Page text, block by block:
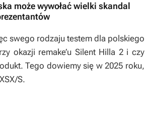
może wywołać wielki skandal
swego rodzaju testem dla polskiego
okazji remake’u Silent Hilla 2i czy
Tego dowiemy się w 2025 roku,
S.